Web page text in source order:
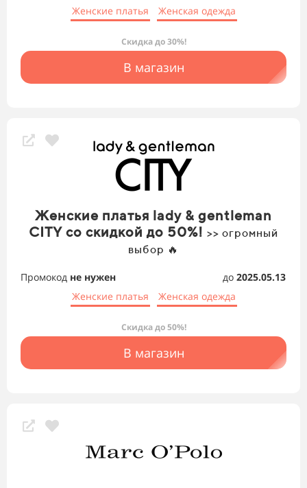
Женские платья Женская одежда
Скидка до 30%!
В магазин
Женские платья lady & gentleman
CITY со скидкой до 50%! >> огромный
выбор 🔥
Промокод не нужен до 2025.05.13
Женские платья
Женская одежда
Скидка до 50%!
В магазин